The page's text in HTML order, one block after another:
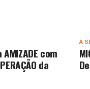
A
com
da